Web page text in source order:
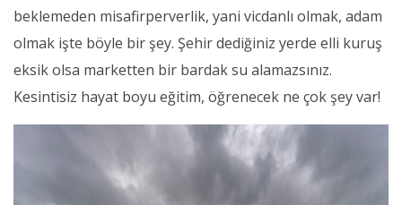
beklemeden misafirperverlik, yani vicdanlı olmak, adam
olmak işte böyle bir şey. Şehir dediğiniz yerde elli kuruş
eksik olsa marketten bir bardak su alamazsınız.
Kesintisiz hayat boyu eğitim, öğrenecek ne çok şey var!